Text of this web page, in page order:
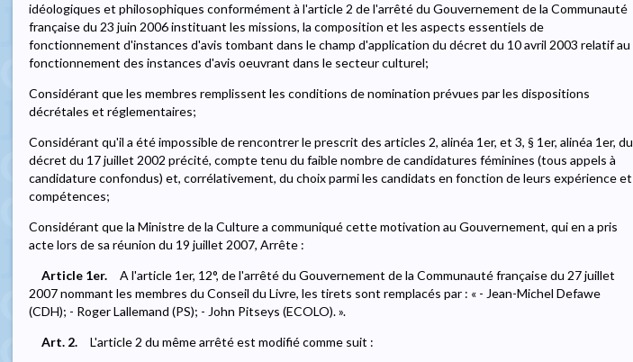
idéologiques et philosophiques conformément à l'article 2 de l'arrêté du Gouvernement de la Communauté
française du 23 juin 2006 instituant les missions, la composition et les aspects essentiels de
fonctionnement d'instances d'avis tombant dans le champ d'application du décret du 10 avril 2003 relatif au
fonctionnement des instances d'avis oeuvrant dans le secteur culturel;
Considérant que les membres remplissent les conditions de nomination prévues par les dispositions
décrétales et réglementaires;
Considérant qu'il a été impossible de rencontrer le prescrit des articles 2, alinéa 1er, et 3, § 1er, alinéa 1er, du
décret du 17 juillet 2002 précité, compte tenu du faible nombre de candidatures féminines (tous appels à
candidature confondus) et, corrélativement, du choix parmi les candidats en fonction de leurs expérience et
compétences;
Considérant que la Ministre de la Culture a communiqué cette motivation au Gouvernement, qui en a pris
acte lors de sa réunion du 19 juillet 2007, Arrête :
Article 1er.
A l'article 1er, 12°, de l'arrêté du Gouvernement de la Communauté française du 27 juillet
2007 nommant les membres du Conseil du Livre, les tirets sont remplacés par : « - Jean-Michel Defawe
(CDH); - Roger Lallemand (PS); - John Pitseys (ECOLO). ».
Art. 2.
L'article 2 du même arrêté est modifié comme suit :